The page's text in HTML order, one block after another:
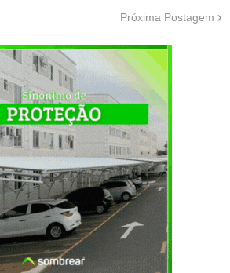
Próxima Postagem